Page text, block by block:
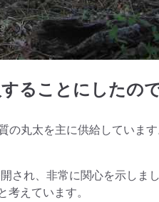
ることにしたの
の丸太を主に供給していま
され、非常に関心を示しま
えています。